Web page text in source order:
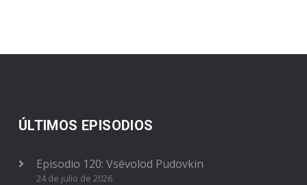
ÚLTIMOS EPISODIOS
Episodio 120: Vsévolod Pudovkin
24 de julio de 2026